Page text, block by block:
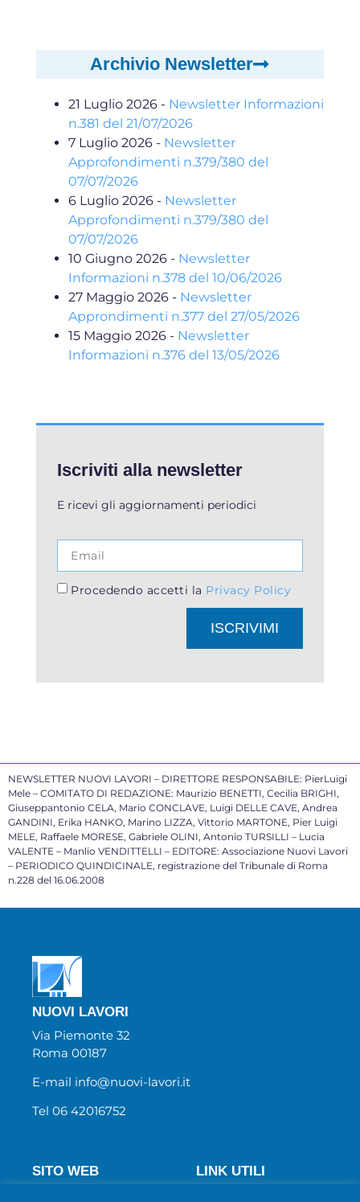
Archivio Newsletter
21 Luglio 2026 - Newsletter Informazioni
n.381 del 21/07/2026
7 Luglio 2026 - Newsletter
Approfondimenti n.379/380 del
07/07/2026
6 Luglio 2026 - Newsletter
Approfondimenti n.379/380 del
07/07/2026
10 Giugno 2026 - Newsletter
Informazioni n.378 del 10/06/2026
27 Maggio 2026 - Newsletter
Approndimenti n.377 del 27/05/2026
15 Maggio 2026 - Newsletter
Informazioni n.376 del 13/05/2026
Iscriviti alla newsletter
E ricevi gli aggiornamenti periodici
Procedendo accetti la Privacy Policy
ISCRIVIMI
NEWSLETTER NUOVI LAVORI – DIRETTORE RESPONSABILE: PierLuigi
Mele – COMITATO DI REDAZIONE: Maurizio BENETTI, Cecilia BRIGHI,
Giuseppantonio CELA, Mario CONCLAVE, Luigi DELLE CAVE, Andrea
GANDINI, Erika HANKO, Marino LIZZA, Vittorio MARTONE, Pier Luigi
MELE, Raffaele MORESE, Gabriele OLINI, Antonio TURSILLI – Lucia
VALENTE – Manlio VENDITTELLI – EDITORE: Associazione Nuovi Lavori
– PERIODICO QUINDICINALE, registrazione del Tribunale di Roma
n.228 del 16.06.2008
NUOVI LAVORI
Via Piemonte 32
Roma 00187
E-mail info@nuovi-lavori.it
Tel 06 42016752
SITO WEB LINK UTILI